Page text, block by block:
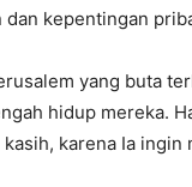
dan kepentingan
yang buta
hidup mereka.
karena Ia